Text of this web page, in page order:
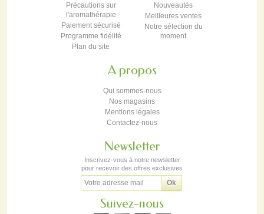
Précautions sur
l'aromathérapie
Paiement sécurisé
Programme fidélité
Plan du site
Nouveautés
Meilleures ventes
Notre sélection du
moment
A propos
Qui sommes-nous
Nos magasins
Mentions légales
Contactez-nous
Newsletter
Inscrivez-vous à notre newsletter
pour recevoir des offres exclusives
Suivez-nous